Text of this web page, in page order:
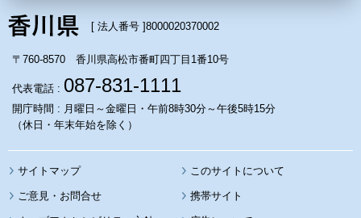
[ 法人番号 ]8000020370002
〒760-8570 香川県高松市番町四丁目1番10号
代表電話 : 087-831-1111
開庁時間 : 月曜日～金曜日・午前8時30分～午後5時15分
（休日・年末年始を除く）
サイトマップ このサイトについて
携帯サイト